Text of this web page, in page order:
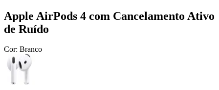
Apple AirPods 4 com Cancelamento Ativo
de Ruído
Cor: Branco